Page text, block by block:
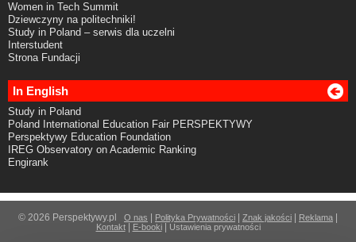
Women in Tech Summit
Dziewczyny na politechniki!
Study in Poland – serwis dla uczelni
Interstudent
Strona Fundacji
In English
Study in Poland
Poland International Education Fair PERSPEKTYWY
Perspektywy Education Foundation
IREG Observatory on Academic Ranking
Engirank
© 2026 Perspektywy.pl O nas Polityka Prywatności Znak jakości Reklama
Kontakt| E-booki| Ustawienia prywatności